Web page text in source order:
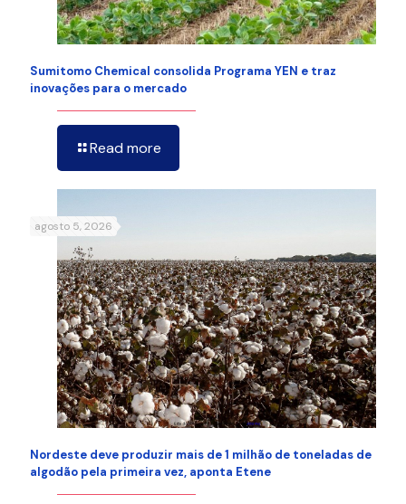
Sumitomo Chemical consolida Programa YEN e traz
inovações para o mercado
Read more
agosto 5, 2026
Nordeste deve produzir mais de 1 milhão de toneladas de
algodão pela primeira vez, aponta Etene